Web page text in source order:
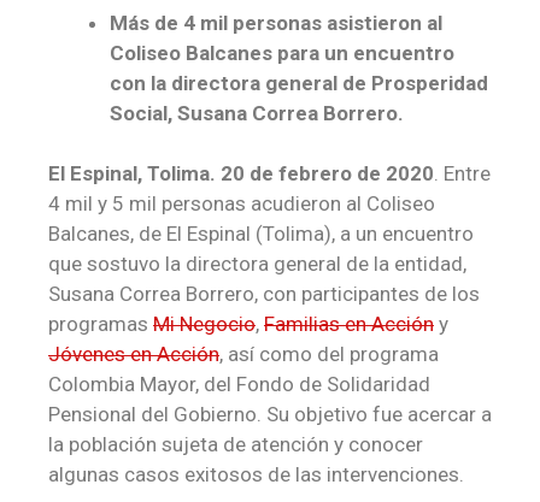
Más de 4 mil personas asistieron al
Coliseo Balcanes para un encuentro
con la directora general de Prosperidad
Social, Susana Correa Borrero.
​El Espinal, Tolima. 20 de febrero de 2020. Entre
4 mil y 5 mil personas acudieron al Coliseo
Balcanes, de El Espinal (Tolima), a un encuentro
que sostuvo la directora general de la entidad,
Susana Correa Borrero, con participantes de los
programas Mi Negocio, Familias en Acción y
Jóvenes en Acción, así como del programa
Colombia Mayor, del Fondo de Solidaridad
Pensional del Gobierno. Su objetivo fue acercar a
la población sujeta de atención y conocer
algunas casos exitosos de las intervenciones.